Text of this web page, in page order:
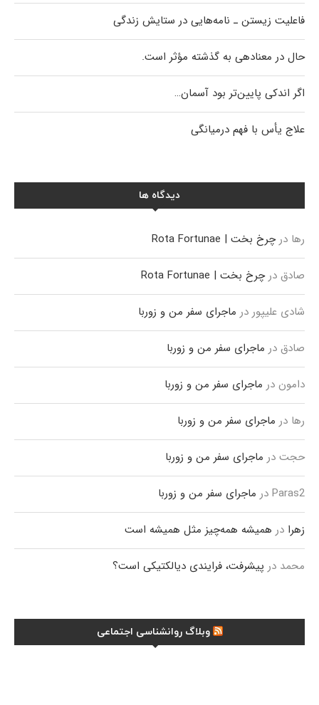
فاعلیت زیستن ـ نامه‌هایی در ستایش زندگی
حال در معنادهی به گذشته مؤثر است.
اگر اندکی پایین‌تر بود آسمان…
علاج یأس با فهم درمیانگی
دیدگاه ها
رها درچرخ بخت | Rota Fortunae
صادق درچرخ بخت | Rota Fortunae
شادی علیپور در ماجرای سفر من و زوربا
صادق در ماجرای سفر من و زوربا
دامون در ماجرای سفر من و زوربا
رها در ماجرای سفر من و زوربا
حجت در ماجرای سفر من و زوربا
Paras2 در ماجرای سفر من و زوربا
زهرا در همیشه همه‌چیز مثل همیشه است
محمد در پیشرفت، فرایندی دیالکتیکی است؟
وبلاگ روانشناسی اجتماعی